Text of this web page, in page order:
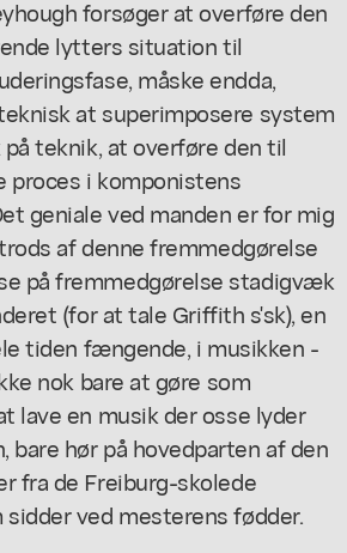
forsøger at overføre den
lytters situation til
måske endda,
at superimposere system
teknik, at overføre den til
proces i komponistens
geniale ved manden er for mig
af denne fremmedgørelse
på fremmedgørelse stadigvæk
(for at tale Griffith s'sk), en
tiden fængende, i musikken -
nok bare at gøre som
lave en musik der osse lyder
bare hør på hovedparten af den
fra de Freiburg-skolede
ved mesterens fødder.